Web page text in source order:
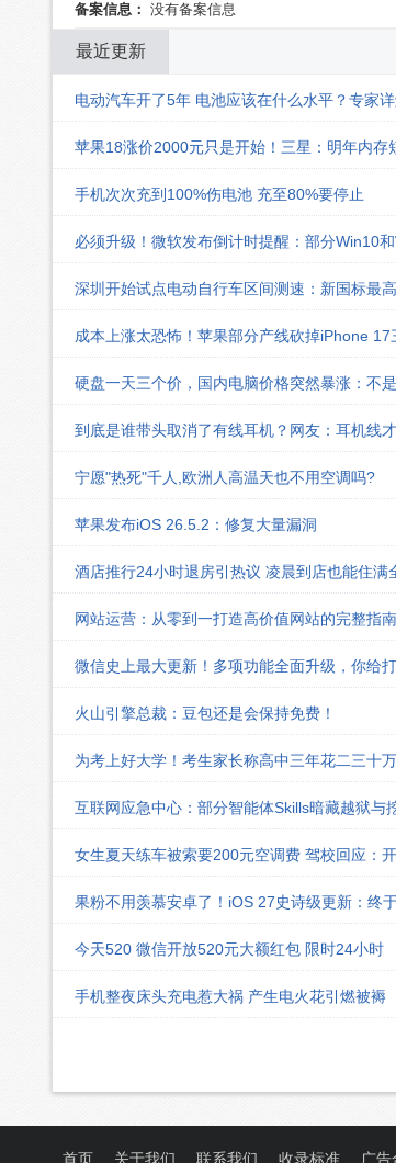
备案信息： 没有备案信息
最近更新
电动汽车开了5年 电池应该在什么水平？专家
苹果18涨价2000元只是开始！三星：明年内存
手机次次充到100%伤电池 充至80%要停止
必须升级！微软发布倒计时提醒：部分Win10
深圳开始试点电动自行车区间测速：新国标最
成本上涨太恐怖！苹果部分产线砍掉iPhone 17
硬盘一天三个价，国内电脑价格突然暴涨：不
到底是谁带头取消了有线耳机？网友：耳机线
宁愿"热死"千人,欧洲人高温天也不用空调吗?
苹果发布iOS 26.5.2：修复大量漏洞
酒店推行24小时退房引热议 凌晨到店也能住满
网站运营：从零到一打造高价值网站的完整指南
微信史上最大更新！多项功能全面升级，你给
火山引擎总裁：豆包还是会保持免费！
为考上好大学！考生家长称高中三年花二三十
互联网应急中心：部分智能体Skills暗藏越狱与
女生夏天练车被索要200元空调费 驾校回应：
果粉不用羡慕安卓了！iOS 27史诗级更新：终
今天520 微信开放520元大额红包 限时24小时
手机整夜床头充电惹大祸 产生电火花引燃被褥
首页 关于我们 联系我们 收录标准 广告